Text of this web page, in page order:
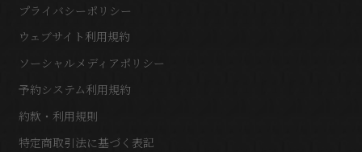
プライバシーポリシー
ウェブサイト利用規約
ソーシャルメディアポリシー
予約システム利用規約
約款・利用規則
特定商取引法に基づく表記